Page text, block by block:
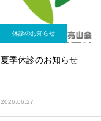
休診のお知らせ
夏季休診のお知らせ
2026.06.27